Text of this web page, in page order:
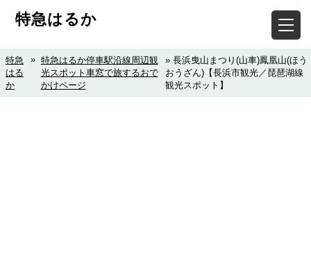
特急はるか
特急
はる
か
» 特急はるか停車駅沿線周辺観
光スポット車窓で旅するおで
かけページ
» 長浜曳山まつり(山車)鳳凰山(ほう
おうざん)【長浜市観光／琵琶湖線
観光スポット】